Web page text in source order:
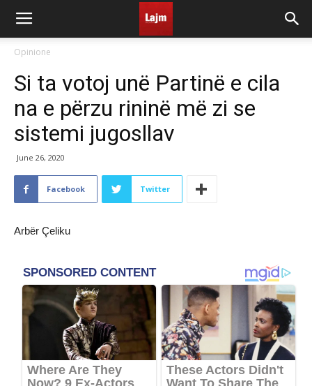
Opinione
Si ta votoj unë Partinë e cila
na e përzu rininë më zi se
sistemi jugosllav
June 26, 2020
Facebook Twitter
Arbër Çeliku